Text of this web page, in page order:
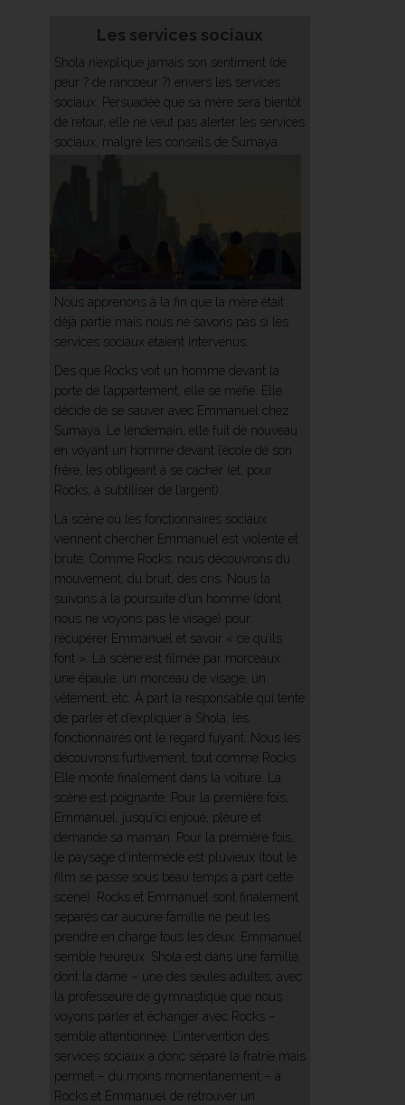
Les services sociaux
Shola n’explique jamais son sentiment (de
peur ? de rancœur ?) envers les services
sociaux. Persuadée que sa mère sera bientôt
de retour, elle ne veut pas alerter les services
sociaux, malgré les conseils de Sumaya.
Nous apprenons à la fin que la mère était
déjà partie mais nous ne savons pas si les
services sociaux étaient intervenus.
Dès que Rocks voit un homme devant la
porte de l’appartement, elle se méfie. Elle
décide de se sauver avec Emmanuel chez
Sumaya. Le lendemain, elle fuit de nouveau
en voyant un homme devant l’école de son
frère, les obligeant à se cacher (et, pour
Rocks, à subtiliser de l’argent).
La scène où les fonctionnaires sociaux
viennent chercher Emmanuel est violente et
brute. Comme Rocks, nous découvrons du
mouvement, du bruit, des cris. Nous la
suivons à la poursuite d’un homme (dont
nous ne voyons pas le visage) pour
récupérer Emmanuel et savoir « ce qu’ils
font ». La scène est filmée par morceaux :
une épaule, un morceau de visage, un
vêtement, etc. À part la responsable qui tente
de parler et d’expliquer à Shola, les
fonctionnaires ont le regard fuyant. Nous les
découvrons furtivement, tout comme Rocks.
Elle monte finalement dans la voiture. La
scène est poignante. Pour la première fois,
Emmanuel, jusqu’ici enjoué, pleure et
demande sa maman. Pour la première fois,
le paysage d’intermède est pluvieux (tout le
film se passe sous beau temps à part cette
scène). Rocks et Emmanuel sont finalement
séparés car aucune famille ne peut les
prendre en charge tous les deux. Emmanuel
semble heureux. Shola est dans une famille
dont la dame – une des seules adultes, avec
la professeure de gymnastique que nous
voyons parler et échanger avec Rocks –
semble attentionnée. L’intervention des
services sociaux a donc séparé la fratrie mais
permet – du moins momentanément – à
Rocks et Emmanuel de retrouver un